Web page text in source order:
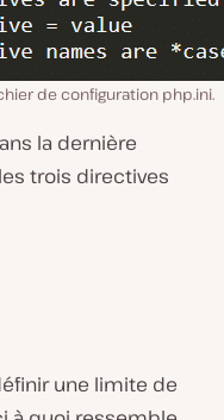
de configuration php.ini.
la dernière
trois directives
une limite de